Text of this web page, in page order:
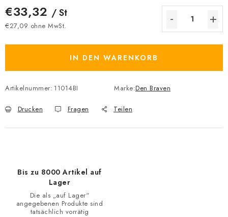
€33,32 / St
€27,09 ohne MwSt.
IN DEN WARENKORB
Artikelnummer: 11014BI Marke:Den Braven
Drucken Fragen Teilen
Bis zu 8000 Artikel auf
Lager
Die als „auf Lager“
angegebenen Produkte sind
tatsächlich vorrätig